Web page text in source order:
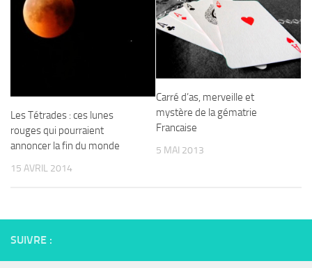
Les Tétrades : ces lunes
rouges qui pourraient
annoncer la fin du monde
15 AVRIL 2014
Carré d’as, merveille et
mystère de la gématrie
Francaise
5 MAI 2013
SUIVRE :